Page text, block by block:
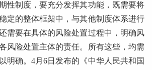
性制度，要充分发挥其功能，既需要将
定的整体框架中，与其他制度体系进行
需要在具体的风险处置过程中，明确风
风险处置主体的责任。所有这些，均需
明确。4月6日发布的《中华人民共和国